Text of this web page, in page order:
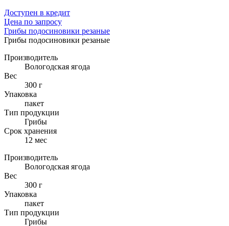
Доступен в кредит
Цена по запросу
Грибы подосиновики резаные
Грибы подосиновики резаные
Производитель
Вологодская ягода
Вес
300 г
Упаковка
пакет
Тип продукции
Грибы
Cрок хранения
12 мес
Производитель
Вологодская ягода
Вес
300 г
Упаковка
пакет
Тип продукции
Грибы